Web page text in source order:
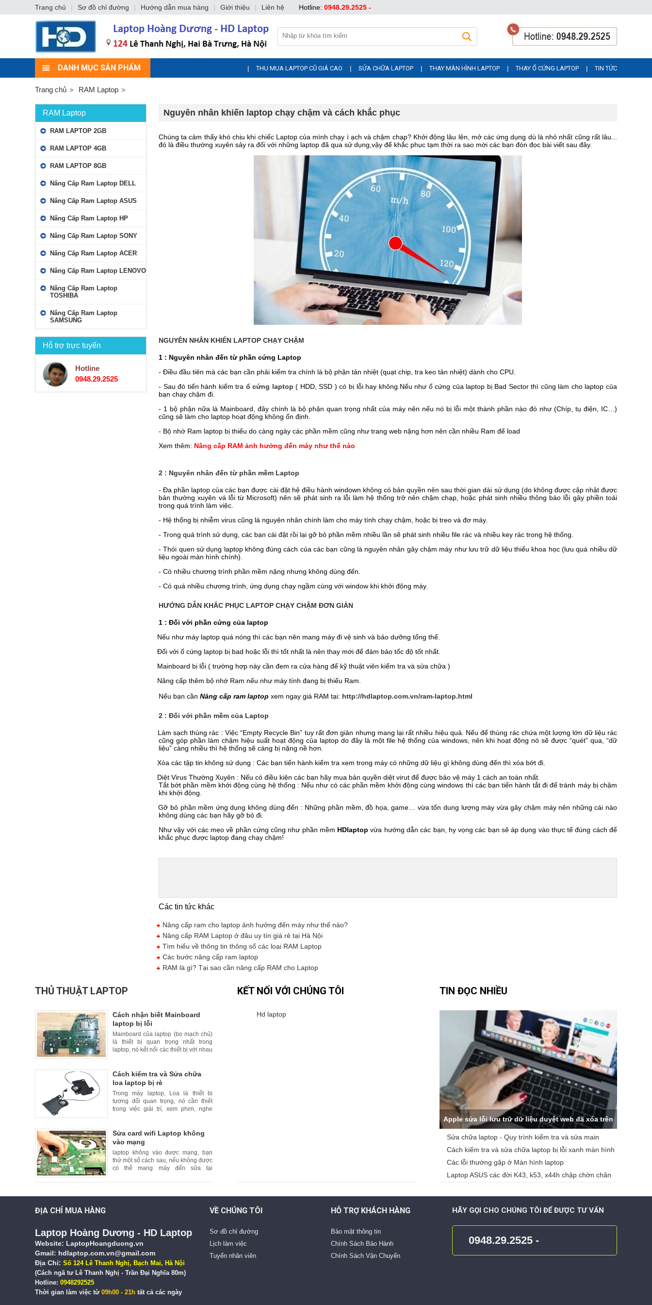
DANH MỤC SẢN PHẨM THU MUA LAPTOP CŨ GIÁ CAO SỬA CHỮA LAPTOP THAY MÀN HÌNH LAPTOP THAY Ổ CỨNG LAPTOP TIN TỨC
Trang chủ RAM Laptop
RAM Laptop
RAM LAPTOP 2GB
RAM LAPTOP 4GB
RAM LAPTOP 8GB
Nâng Cấp Ram Laptop DELL
Nâng Cấp Ram Laptop ASUS
Nâng Cấp Ram Laptop HP
Nâng Cấp Ram Laptop SONY
Nâng Cấp Ram Laptop ACER
Nâng Cấp Ram Laptop LENOVO
Nâng Cấp Ram Laptop
TOSHIBA
Nâng Cấp Ram Laptop
SAMSUNG
Hỗ trợ trực tuyến
Hotline
0948.29.2525
Nguyên nhân khiến laptop chạy chậm và cách khắc phục
Chúng ta cảm thấy khó chịu khi chiếc Laptop của mình chạy ì ạch và chậm chạp? Khởi động lâu lên, mở các ứng dụng dù là nhỏ nhất cũng rất lâu...
đó là điều thường xuyên sảy ra đối với những laptop đã qua sử dụng,vậy để khắc phục tạm thời ra sao mời các bạn đón đọc bài viết sau đây.
NGUYÊN NHÂN KHIẾN LAPTOP CHẠY CHẬM
1 : Nguyên nhân đến từ phần cứng Laptop
- Điều đầu tiên mà các bạn cần phải kiểm tra chính là bộ phận tản nhiệt (quạt chip, tra keo tản nhiệt) dành cho CPU.
- Sau đó tiến hành kiểm tra ổ cứng laptop ( HDD, SSD ) có bị lỗi hay không.Nếu như ổ cứng của laptop bị Bad Sector thì cũng làm cho laptop của
bạn chạy chậm đi.
- 1 bộ phận nữa là Mainboard, đây chính là bộ phận quan trọng nhất của máy nên nếu nó bị lỗi một thành phần nào đó như (Chíp, tụ điện, IC…)
cũng sẽ làm cho laptop hoạt động không ổn định.
- Bộ nhớ Ram laptop bị thiếu do càng ngày các phần mềm cũng như trang web nặng hơn nên cần nhiều Ram để load
Xem thêm: Nâng cấp RAM ảnh hưởng đến máy như thế nào
2 : Nguyên nhân đến từ phần mềm Laptop
- Đa phần laptop của các bạn được cài đặt hệ điều hành windown không có bản quyền nên sau thời gian dài sử dụng (do không được cập nhật được
bản thường xuyên vá lỗi từ Microsoft) nên sẽ phát sinh ra lỗi làm hệ thống trở nên chậm chạp, hoặc phát sinh nhiều thông báo lỗi gây phiền toái
trong quá trình làm việc.
- Hệ thống bị nhiễm virus cũng là nguyên nhân chính làm cho máy tính chạy chậm, hoặc bị treo và đơ máy.
- Trong quá trình sử dụng, các bạn cài đặt rồi lại gỡ bỏ phần mềm nhiều lần sẽ phát sinh nhiều file rác và nhiều key rác trong hệ thống.
- Thói quen sử dụng laptop không đúng cách của các bạn cũng là nguyên nhân gây chậm máy như lưu trữ dữ liệu thiếu khoa học (lưu quá nhiều dữ
liệu ngoài màn hình chính).
- Có nhiều chương trình phần mềm nặng nhưng không dùng đến.
- Có quá nhiều chương trình, ứng dụng chạy ngầm cùng với window khi khởi động máy.
HƯỚNG DẪN KHẮC PHỤC LAPTOP CHẠY CHẬM ĐƠN GIẢN
1 : Đối với phần cứng của laptop
Nếu như máy laptop quá nóng thì các bạn nên mang máy đi vệ sinh và bảo dưỡng tổng thể.
Đối với ổ cứng laptop bị bad hoặc lỗi thì tốt nhất là nên thay mới để đảm bảo tốc độ tốt nhất.
Mainboard bị lỗi ( trường hợp này cần đem ra cửa hàng để kỹ thuật viên kiểm tra và sửa chữa )
Nâng cấp thêm bộ nhớ Ram nếu như máy tính đang bị thiếu Ram.
Nếu bạn cần Nâng cấp ram laptop xem ngay giá RAM tại: http://hdlaptop.com.vn/ram-laptop.html
2 : Đối với phần mềm của Laptop
Làm sạch thùng rác : Việc “Empty Recycle Bin” tuy rất đơn giản nhưng mang lại rất nhiều hiệu quả. Nếu để thùng rác chứa một lượng lớn dữ liệu rác
cũng góp phần làm chậm hiệu suất hoạt động của laptop do đây là một file hệ thống của windows, nên khi hoạt động nó sẽ được “quét” qua, “dữ
liệu” càng nhiều thì hệ thống sẽ càng bị nặng nề hơn.
Xóa các tập tin không sử dụng : Các bạn tiến hành kiểm tra xem trong máy có những dữ liệu gì không dùng đến thì xóa bớt đi.
Diệt Virus Thường Xuyên : Nếu có điều kiện các bạn hãy mua bản quyền diệt virut để được bảo vệ máy 1 cách an toàn nhất.
Tắt bớt phần mềm khởi động cùng hệ thống : Nếu như có các phần mềm khởi động cùng windows thì các bạn tiến hành tắt đi để tránh máy bị chậm
khi khởi động.
Gỡ bỏ phần mềm ứng dụng không dùng đến : Những phần mềm, đồ họa, game… vừa tốn dung lượng máy vừa gây chậm máy nên những cái nào
không dùng các bạn hãy gỡ bỏ đi.
Như vậy với các mẹo về phần cứng cũng như phần mềm HDlaptop vừa hướng dẫn các bạn, hy vọng các bạn sẽ áp dụng vào thực tế đúng cách để
khắc phục được laptop đang chạy chậm!
Các tin tức khác
Nâng cấp ram cho laptop ảnh hưởng đến máy như thế nào?
Nâng cấp RAM Laptop ở đâu uy tín giá rẻ tại Hà Nội
Tìm hiểu về thông tin thông số các loại RAM Laptop
Các bước nâng cấp ram laptop
RAM là gì? Tại sao cần nâng cấp RAM cho Laptop
THỦ THUẬT LAPTOP
Cách nhận biết Mainboard
laptop bị lỗi
Mainboard của laptop (bo mạch chủ)
là thiết bị quan trọng nhất trong
laptop, nó kết nối các thiết bị với nhau
sẽ hướng dẫn các b
Cách kiểm tra và Sửa chữa
loa laptop bị rè
Trong máy laptop, Loa là thiết bị
tương đối quan trọng, nó cần thiết
trong việc giải trí, xem phim, nghe
khiến người dùng laptop
Sửa card wifi Laptop không
vào mạng
laptop không vào được mạng, bạn
thử một số cách sau, nếu không được
có thể mang máy đến sửa tại
KẾT NỐI VỚI CHÚNG TÔI
Hd laptop
TIN ĐỌC NHIỀU
Apple sửa lỗi lưu trữ dữ liệu duyệt web đã xóa trên
iCloud
Sửa chữa laptop - Quy trình kiểm tra và sửa main
laptop
Cách kiểm tra và sửa chữa laptop bị lỗi xanh màn hình
Các lỗi thường gặp ở Màn hình laptop
Laptop ASUS các đời K43, k53, x44h chập chờn chân
HÃY GỌI CHO CHÚNG TÔI ĐỂ ĐƯỢC TƯ VẤN
0948.29.2525 -
ĐỊA CHỈ MUA HÀNG
Laptop Hoàng Dương - HD Laptop
Website: LaptopHoangduong.vn
Gmail: hdlaptop.com.vn@gmail.com
Địa Chỉ: Số 124 Lê Thanh Nghị, Bạch Mai, Hà Nội
(Cách ngã tư Lê Thanh Nghị - Trần Đại Nghĩa 80m)
Hotline: 0948292525
Thời gian làm việc từ 09h00 - 21h tất cả các ngày
VỀ CHÚNG TÔI
Sơ đồ chỉ đường
Lịch làm việc
Tuyển nhân viên
HỖ TRỢ KHÁCH HÀNG
Bảo mật thông tin
Chính Sách Bảo Hành
Chính Sách Vận Chuyển
Trang chủ | Sơ đồ chỉ đường | Hướng dẫn mua hàng | Giới thiệu | Liên hệ Hotline: 0948.29.2525 -